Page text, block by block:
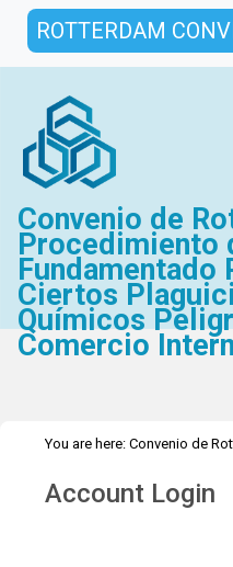
ROTTERDAM
Convenio de
Procedimiento
Fundamentado
Ciertos
Químicos
Comercio
You are here: Convenio de
Account Login